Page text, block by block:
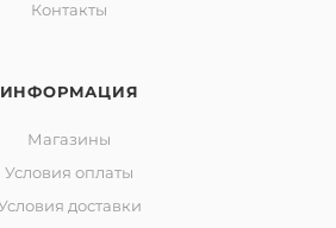
Контакты
ИНФОРМАЦИЯ
Магазины
Условия оплаты
доставки